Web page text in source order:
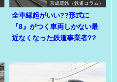
京成電鉄（鉄道コラム）
全車縁起がいい??形式に
『8』がつく車両しかない最
近なくなった鉄道事業者??